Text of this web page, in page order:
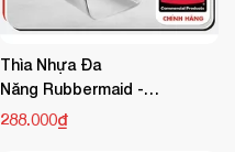
Thìa Nhựa Đa
Năng Rubbermaid -
FG288400CLR
288.000₫